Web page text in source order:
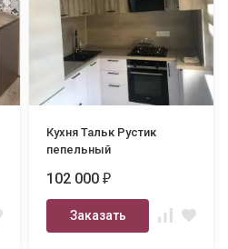
Кухня Тальк Рустик
пепельный
102 000₽
Заказать